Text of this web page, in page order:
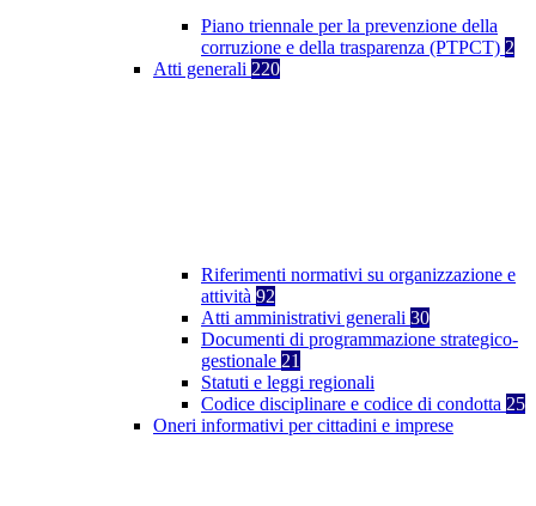
Piano triennale per la prevenzione della
corruzione e della trasparenza (PTPCT) 2
Atti generali 220
Riferimenti normativi su organizzazione e
attività 92
Atti amministrativi generali 30
Documenti di programmazione strategico-
gestionale 21
Statuti e leggi regionali
Codice disciplinare e codice di condotta 25
Oneri informativi per cittadini e imprese